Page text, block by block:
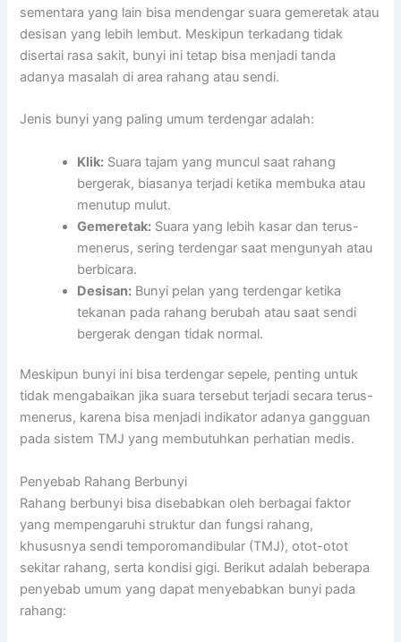
sementara yang lain bisa mendengar suara gemeretak atau
desisan yang lebih lembut. Meskipun terkadang tidak
disertai rasa sakit, bunyi ini tetap bisa menjadi tanda
adanya masalah di area rahang atau sendi.
Jenis bunyi yang paling umum terdengar adalah:
Klik: Suara tajam yang muncul saat rahang
bergerak, biasanya terjadi ketika membuka atau
menutup mulut.
Gemeretak: Suara yang lebih kasar dan terus-
menerus, sering terdengar saat mengunyah atau
berbicara.
Desisan: Bunyi pelan yang terdengar ketika
tekanan pada rahang berubah atau saat sendi
bergerak dengan tidak normal.
Meskipun bunyi ini bisa terdengar sepele, penting untuk
tidak mengabaikan jika suara tersebut terjadi secara terus-
menerus, karena bisa menjadi indikator adanya gangguan
pada sistem TMJ yang membutuhkan perhatian medis.
Penyebab Rahang Berbunyi
Rahang berbunyi bisa disebabkan oleh berbagai faktor
yang mempengaruhi struktur dan fungsi rahang,
khususnya sendi temporomandibular (TMJ), otot-otot
sekitar rahang, serta kondisi gigi. Berikut adalah beberapa
penyebab umum yang dapat menyebabkan bunyi pada
rahang: